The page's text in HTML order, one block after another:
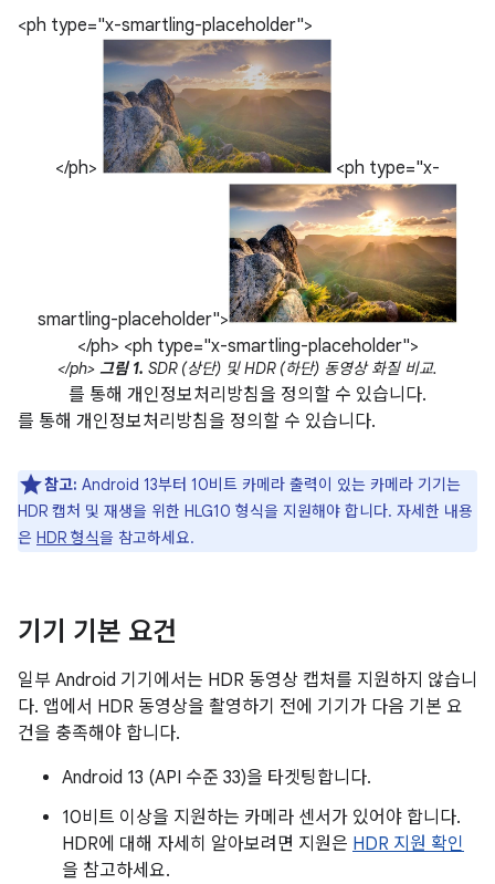
<ph type="x-smartling-placeholder">
</ph> <ph type="x-
smartling-placeholder">
</ph> <ph type="x-smartling-placeholder">
</ph> 그림 1. SDR (상단) 및 HDR (하단) 동영상 화질 비교.
를 통해 개인정보처리방침을 정의할 수 있습니다.
를 통해 개인정보처리방침을 정의할 수 있습니다.
참고: Android 13부터 10비트 카메라 출력이 있는 카메라 기기는
HDR 캡처 및 재생을 위한 HLG10 형식을 지원해야 합니다. 자세한 내용
은 HDR 형식을 참고하세요.
기기 기본 요건
일부 Android 기기에서는 HDR 동영상 캡처를 지원하지 않습니
다. 앱에서 HDR 동영상을 촬영하기 전에 기기가 다음 기본 요
건을 충족해야 합니다.
Android 13 (API 수준 33)을 타겟팅합니다.
10비트 이상을 지원하는 카메라 센서가 있어야 합니다.
HDR에 대해 자세히 알아보려면 지원은 HDR 지원 확인
을 참고하세요.